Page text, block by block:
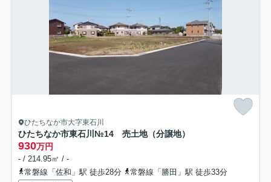
ひたちなか市大字東石川
ひたちなか市東石川№14 売土地（分譲地）
930万円
- / 214.95㎡ / -
常磐線「佐和」駅 徒歩28分
常磐線「勝田」駅 徒歩33分